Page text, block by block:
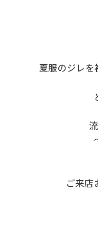
夏服のジレを
ご来店